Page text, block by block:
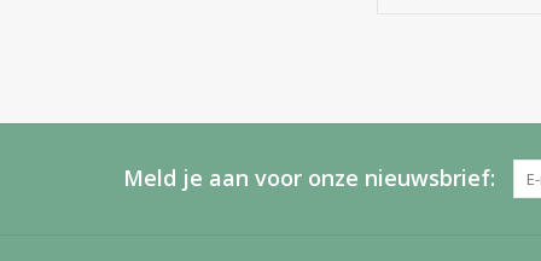
Meld je aan voor onze nieuwsbrief: